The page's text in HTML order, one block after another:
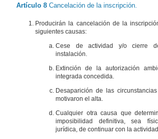
Artículo 8 Cancelación de la inscripción.
Producirán la cancelación de la
siguientes causas:
Cese de actividad y/o cierre
instalación.
Extinción de la autorización
integrada concedida.
Desaparición de las
motivaron el alta.
Cualquier otra causa que
imposibilidad definitiva, sea
jurídica, de continuar con la actividad.